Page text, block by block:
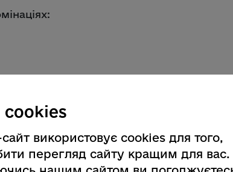
використовує cookies для того,
перегляд сайту кращим для вас.